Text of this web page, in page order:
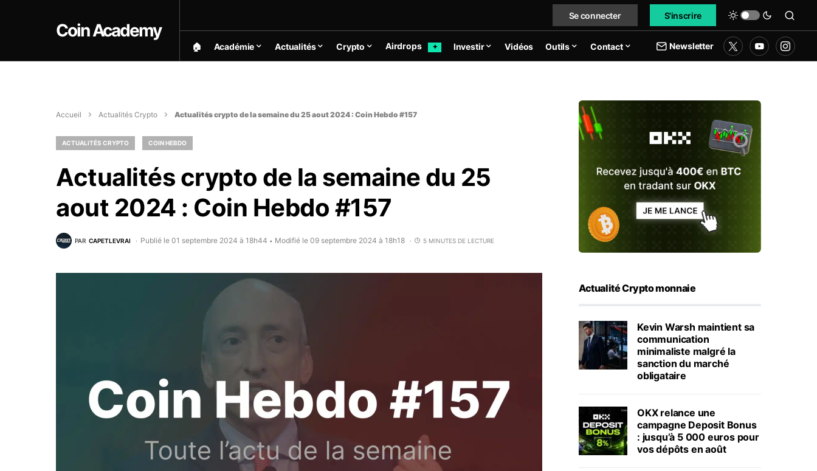
Coin Academy
Se connecter S'inscrire
🏠︎ Académie Actualités Crypto Airdrops ✦ Investir Vidéos Outils Contact Newsletter
Accueil Actualités Crypto Actualités crypto de la semaine du 25 aout 2024 : Coin Hebdo #157
ACTUALITÉS CRYPTO COIN HEBDO
Actualités crypto de la semaine du 25
aout 2024 : Coin Hebdo #157
PAR CAPETLEVRAI Publié le 01 septembre 2024 à 18h44 • Modifié le 09 septembre 2024 à 18h18 5 MINUTES DE LECTURE
Actualité Crypto monnaie
Kevin Warsh maintient sa
communication
minimaliste malgré la
sanction du marché
obligataire
OKX relance une
campagne Deposit Bonus
: jusqu’à 5 000 euros pour
vos dépôts en août